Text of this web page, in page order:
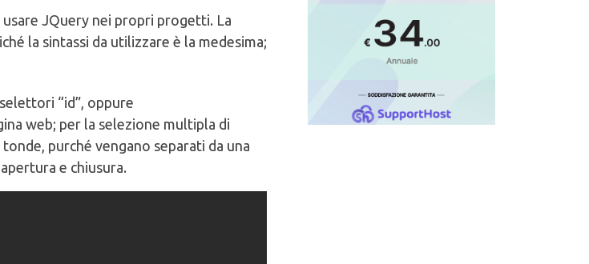
JQuery nei propri progetti. La
la sintassi da utilizzare è la medesima;
“id”, oppure
web; per la selezione multipla di
purché vengano separati da una
e chiusura.